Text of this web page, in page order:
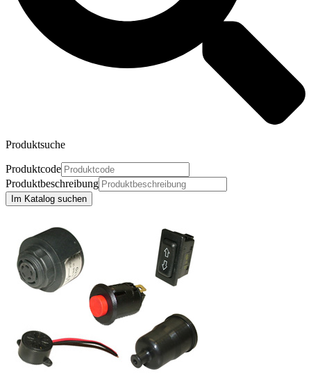
Produktsuche
Produktcode
Produktbeschreibung
Im Katalog suchen